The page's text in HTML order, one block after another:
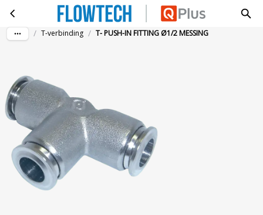
Ga naar hoofdinhoudT- PUSH-IN FITTING Ø1/2 MESSING
/ T-verbinding / T- PUSH-IN FITTING Ø1/2 MESSING